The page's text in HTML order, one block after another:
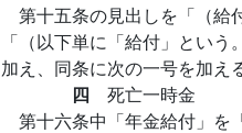
第十五条の見出しを「（給
「（以下単に「給付」とい
加え、同条に次の一号を加える
四 死亡一時金
第十六条中「年金給付」を